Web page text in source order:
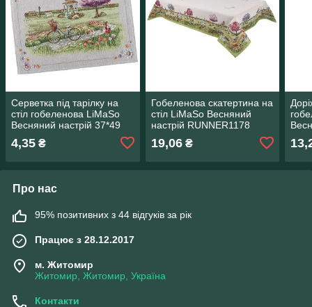
Серветка під тарілку на
стіл гобеленова LiMaSo
Весняний настрій 37*49
4,35 ₴
Гобеленова скатертина на
стіл LiMaSo Весняний
настрій RUNNER1178
19,06₴
Про нас
95% позитивних з 44 відгуків за рік
Працює з 28.12.2017
м. Житомир
Житомир, Житомир, Україна
Контакти